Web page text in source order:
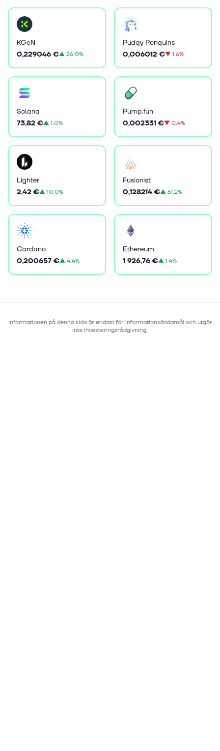
KGeN
0,229046 €▲26.0%
Pudgy Penguins
0,006012 €▼1.6%
Solana
73,82 €▲1.0%
Pump.fun
0,002331 €▼0.4%
Lighter
2,42 €▲10.0%
Fusionist
0,128214 €▲61.2%
Cardano
0,200657 €▲4.4%
Ethereum
1 926,76 €▲1.4%
Informationen på denna sida är endast för informationsändamål och utgör
inte investeringsrådgivning.